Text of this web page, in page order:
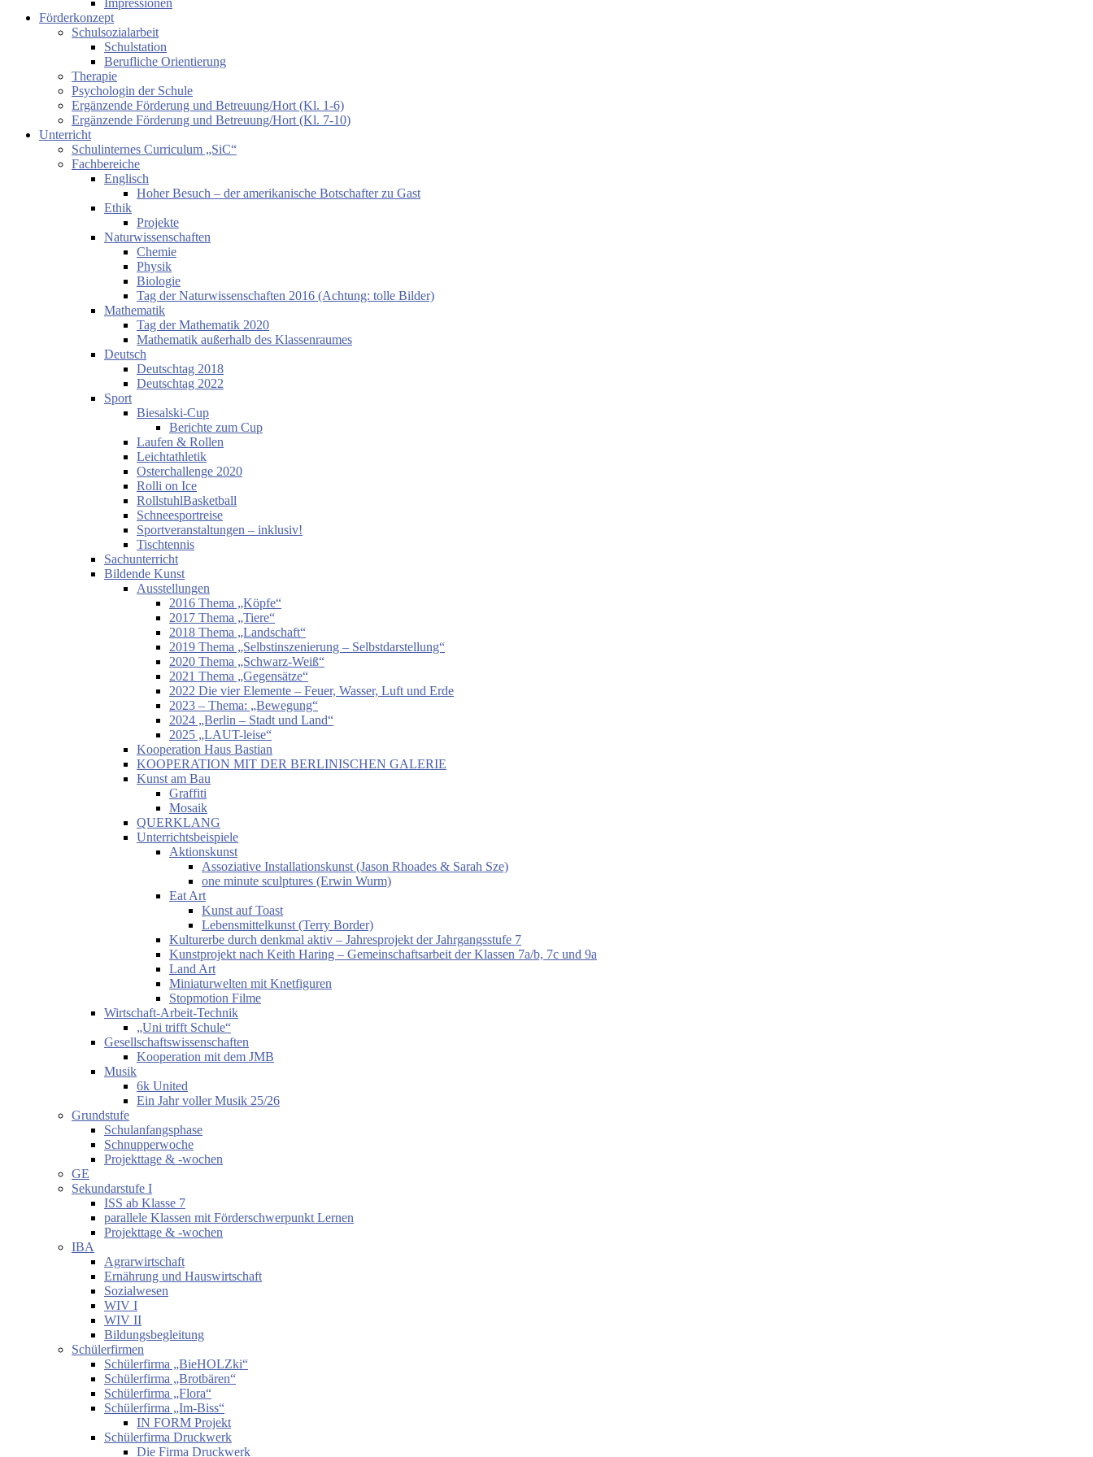
Impressionen
Förderkonzept
Schulsozialarbeit
Schulstation
Berufliche Orientierung
Therapie
Psychologin der Schule
Ergänzende Förderung und Betreuung/Hort (Kl. 1-6)
Ergänzende Förderung und Betreuung/Hort (Kl. 7-10)
Unterricht
Schulinternes Curriculum „SiC“
Fachbereiche
Englisch
Hoher Besuch – der amerikanische Botschafter zu Gast
Ethik
Projekte
Naturwissenschaften
Chemie
Physik
Biologie
Tag der Naturwissenschaften 2016 (Achtung: tolle Bilder)
Mathematik
Tag der Mathematik 2020
Mathematik außerhalb des Klassenraumes
Deutsch
Deutschtag 2018
Deutschtag 2022
Sport
Biesalski-Cup
Berichte zum Cup
Laufen & Rollen
Leichtathletik
Osterchallenge 2020
Rolli on Ice
RollstuhlBasketball
Schneesportreise
Sportveranstaltungen – inklusiv!
Tischtennis
Sachunterricht
Bildende Kunst
Ausstellungen
2016 Thema „Köpfe“
2017 Thema „Tiere“
2018 Thema „Landschaft“
2019 Thema „Selbstinszenierung – Selbstdarstellung“
2020 Thema „Schwarz-Weiß“
2021 Thema „Gegensätze“
2022 Die vier Elemente – Feuer, Wasser, Luft und Erde
2023 – Thema: „Bewegung“
2024 „Berlin – Stadt und Land“
2025 „LAUT-leise“
Kooperation Haus Bastian
KOOPERATION MIT DER BERLINISCHEN GALERIE
Kunst am Bau
Graffiti
Mosaik
QUERKLANG
Unterrichtsbeispiele
Aktionskunst
Assoziative Installationskunst (Jason Rhoades & Sarah Sze)
one minute sculptures (Erwin Wurm)
Eat Art
Kunst auf Toast
Lebensmittelkunst (Terry Border)
Kulturerbe durch denkmal aktiv – Jahresprojekt der Jahrgangsstufe 7
Kunstprojekt nach Keith Haring – Gemeinschaftsarbeit der Klassen 7a/b, 7c und 9a
Land Art
Miniaturwelten mit Knetfiguren
Stopmotion Filme
Wirtschaft-Arbeit-Technik
„Uni trifft Schule“
Gesellschaftswissenschaften
Kooperation mit dem JMB
Musik
6k United
Ein Jahr voller Musik 25/26
Grundstufe
Schulanfangsphase
Schnupperwoche
Projekttage & -wochen
GE
Sekundarstufe I
ISS ab Klasse 7
parallele Klassen mit Förderschwerpunkt Lernen
Projekttage & -wochen
IBA
Agrarwirtschaft
Ernährung und Hauswirtschaft
Sozialwesen
WIV I
WIV II
Bildungsbegleitung
Schülerfirmen
Schülerfirma „BieHOLZki“
Schülerfirma „Brotbären“
Schülerfirma „Flora“
Schülerfirma „Im-Biss“
IN FORM Projekt
Schülerfirma Druckwerk
Die Firma Druckwerk